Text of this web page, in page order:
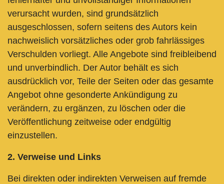
verursacht wurden, sind grundsätzlich
ausgeschlossen, sofern seitens des Autors kein
nachweislich vorsätzliches oder grob fahrlässiges
Verschulden vorliegt. Alle Angebote sind freibleibend
und unverbindlich. Der Autor behält es sich
ausdrücklich vor, Teile der Seiten oder das gesamte
Angebot ohne gesonderte Ankündigung zu
verändern, zu ergänzen, zu löschen oder die
Veröffentlichung zeitweise oder endgültig
einzustellen.
2. Verweise und Links
Bei direkten oder indirekten Verweisen auf fremde